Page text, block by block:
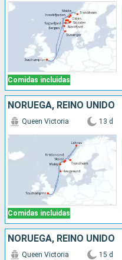
Comidas incluidas
NORUEGA, REINO UNIDO
Comidas incluidas
Queen Victoria 13 d
NORUEGA, REINO UNIDO
Queen Victoria 15 d